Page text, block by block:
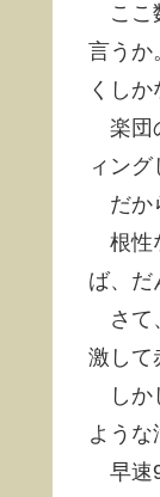
ここ
言うか
くしか
楽団
ィン
だか
根性
ば、だ
さて
激して
しか
よう
早速